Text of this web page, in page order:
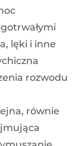
lęki i inne
rozwodu
równie